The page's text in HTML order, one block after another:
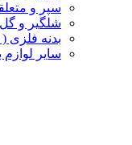
سپر و
شلگیر و
بدنه فلزی
سایر